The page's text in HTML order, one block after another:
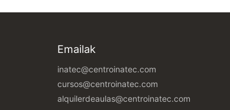
Emailak
inatec@centroinatec.com
cursos@centroinatec.com
alquilerdeaulas@centroinatec.com